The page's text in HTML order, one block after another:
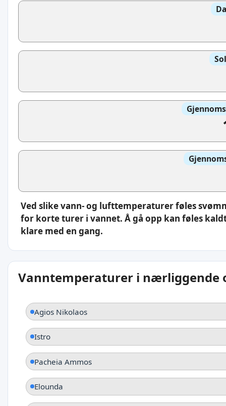
Ved slike vann- og lufttemperaturer føles
for korte turer i vannet. Å gå opp kan føles
klare med en gang.
Vanntemperaturer i nærliggende
Agios Nikolaos
Istro
Pacheia Ammos
Elounda